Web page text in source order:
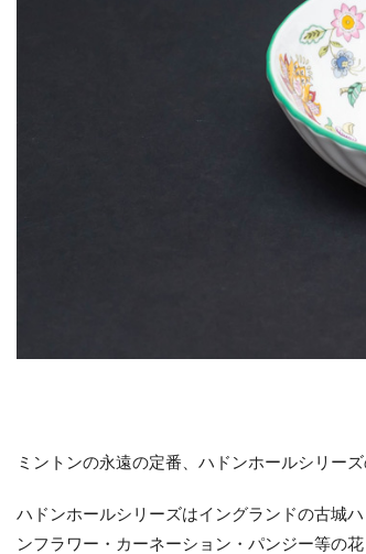
ミントンの永遠の定番、ハドンホールシリーズ
ハドンホールシリーズはイングランドの古城
ンフラワー・カーネーション・パンジー等の